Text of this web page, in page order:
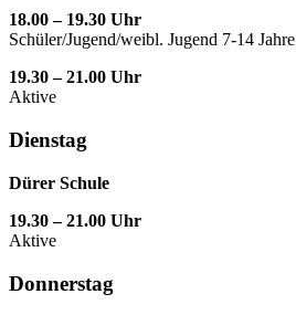
18.00 – 19.30 Uhr
Schüler/Jugend/weibl. Jugend 7-14 Jahre
19.30 – 21.00 Uhr
Aktive
Dienstag
Dürer Schule
19.30 – 21.00 Uhr
Aktive
Donnerstag